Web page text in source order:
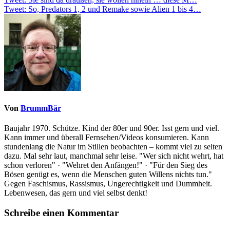
Tweet: So, Predators 1, 2 und Remake sowie Alien 1 bis 4…
Von BrummBär
Baujahr 1970. Schütze. Kind der 80er und 90er. Isst gern und viel.
Kann immer und überall Fernsehen/Videos konsumieren. Kann
stundenlang die Natur im Stillen beobachten – kommt viel zu selten
dazu. Mal sehr laut, manchmal sehr leise. "Wer sich nicht wehrt, hat
schon verloren" · "Wehret den Anfängen!" · "Für den Sieg des
Bösen genügt es, wenn die Menschen guten Willens nichts tun."
Gegen Faschismus, Rassismus, Ungerechtigkeit und Dummheit.
Lebenwesen, das gern und viel selbst denkt!
Schreibe einen Kommentar